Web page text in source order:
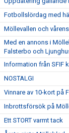
Fotbollslördag med
Möllevallen och
Med en annons i
Falsterbo och
Information från SFIF
NOSTALGI
Vinnare av 10-kort på
Inbrottsförsök på
Ett STORT varmt tack